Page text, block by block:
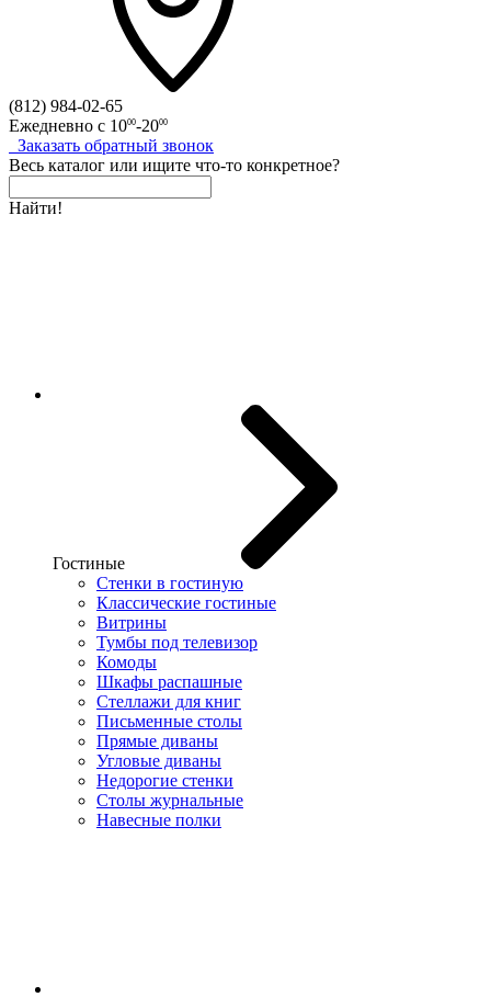
(812) 984-02-65
Ежедневно с 1000-2000
Заказать обратный звонок
Весь каталог или ищите что-то конкретное?
Найти!
Гостиные
Стенки в гостиную
Классические гостиные
Витрины
Тумбы под телевизор
Комоды
Шкафы распашные
Стеллажи для книг
Письменные столы
Прямые диваны
Угловые диваны
Недорогие стенки
Столы журнальные
Навесные полки